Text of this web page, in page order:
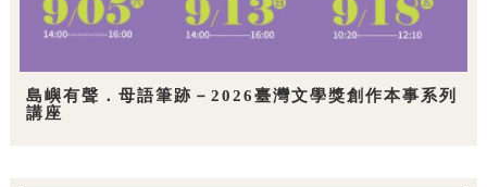
島嶼有聲．母語筆跡－2026臺灣文學獎創作本事系列
講座